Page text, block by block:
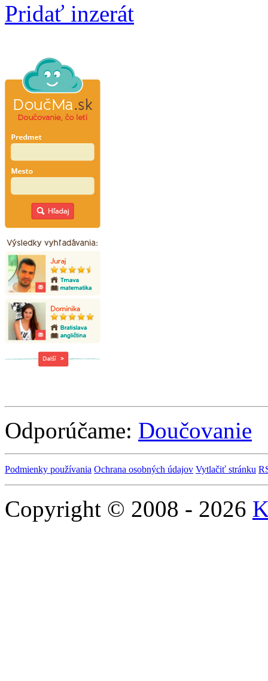
Pridať inzerát
Odporúčame: Doučovanie
Podmienky používania Ochrana osobných údajov Vytlačiť stránku
Copyright © 2008 - 2026